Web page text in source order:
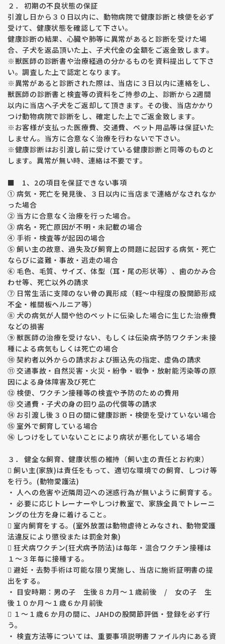
とをお勧めします。
股関節形成不全とはゴールデン・ラブラドールに多い遺伝性の
関節の病気です。重度の場合、脱臼したり神経を圧迫して痛み
が出るため歩くことが困難になる恐れがあります。
根治する方法は無く、外科的手術になると、治療費は高額にな
ります。何よりワンちゃんは一生痛みに耐えながら生きること
になります。
股関節形成不全の発症の要因は７０％が遺伝的要因・残り３
０％は環境要因と言われており、両親を検査することは生まれ
てくる子犬の遺伝子をコントロールする意味で大変重要な意味
を持っています。
両親の説明部分に表示されている数字はＪＡＨＤのスコアで、
片側０～４５まであり、数字が小さいほど良い関節を表してま
す。
福田ブリーダーの平均値は片側６でブリーディングラインを１
３以下と決めリスクを下げる取り組みをしています。
めになりたい方はご相談ください。
子犬は成長期であるため現時点で関節の状態を診断することは
できません。環境要因で発症することもありますので飼育環境
や運動、体重管理を飼い主様が管理していただく必要がありま
す。
【アレルギー・アトピー性皮膚炎】
最近アレルギーやアトピー性皮膚炎を発症している子が多く見
られます。
福田ブリーダーの両親犬は1才時にアレルギー検査をして数値
の確認をしています。
若年で数値が高い子は将来発症する可能性がある、親子で体質
が似ることもあるため、数値の高い子の繁殖はしていません。
【外耳炎】
外耳炎についても親子の体質が似ますので、耳の弱い子の繁殖
はしておりません。
【prcd-ＰＲＡ、ＰＲＡ１、ＰＲＡ２】
福田ブリーダーの親犬たちは全頭検査済み、生まれてくる子犬
たちはprcd-ＰＲＡ、ＰＲＡ１、ＰＲＡ２を発症しない掛け合
わせで繁殖をしています。
ゴールデン・レトレバーのprcd-ＰＲＡ、ＰＲＡ１、ＰＲＡ２
（ラブラドールはprcd-ＰＲＡのみ）は遺伝病です。
ＰＲＡは進行性網膜委縮症という病気で目が見えなくなってし
まう病気です。治療方法はありません。
福田ブリーダーの親犬たち（ラブラドールのみ）は全頭検査済
み、生まれてくる子犬たちはEICを発症しない掛け合わせで繁
殖をしています。
ラブラドル・レトレバーの運動誘発性虚脱（EIC）は遺伝病で
す。
激しい運動で虚脱が誘発され、四肢が硬直して動かなくなって
しまう、力が入らなくなってしまいます。運動を中止すると虚
脱から回復します。治療方法はありません。
【変性性脊髄症 （ＤＭ）】
福田ブリーダーの親犬たちは全頭検査済み、生まれてくる子犬
たちはＤＭを発症しない掛け合わせで繁殖をしています。
変性性脊髄症 （ＤＭ）は遺伝病です。
発病すると後足の自由が利かなくなり歩行が困難になります。
発病から３年程かけて進行し、後足、前足、呼吸の順に自由が
利かなくなり死亡してしまします。
治療法は見つかっていません。
２． 初期の不良状態の保証
引渡し日から３０日以内に、動物病院で健康診断と検便を必ず
受けて、健康状態を確認して下さい。
健康診断の結果、心臓や肺等に異常があると診断を受けた場
合、子犬を返品頂いた上、子犬代金の全額をご返金致します。
※獣医師の診断書や治療経過の分かるものを資料提出して下さ
い。調査した上で認定となります。
※異常があると診断された際は、当店に３日以内に連絡をし、
獣医師の診断書と検査等の資料をご持参の上、診断から2週間
以内に当店へ子犬をご返却して頂きます。その後、当店かかり
つけ動物病院で診断をし、確定した上でご返金致します。
※お客様が支払った医療費、交通費、ペット用品等は保証いた
しません。当方に合意なく治療を行わないで下さい。
※健康診断はお引渡し前に受けている健康診断と同等のものと
します。異常が無い時、連絡は不要です。
■ 1、2の項目を保証できない事項
① 病気・死亡を発見後、３日以内に当店まで連絡がなされなか
った場合
② 当方に合意なく治療を行った場合。
③ 病名・死亡原因が不明・未記載の場合
④ 手術・検査等が起因の場合
⑤ 飼い主の故意、過失及び飼育上の問題に起因する病気・死亡
ならびに盗難・事故・逃走の場合
⑥ 毛色、毛質、サイズ、体型（耳・尾の形状等）、歯のかみ合
わせ等、死亡以外の請求
⑦ 日常生活に支障のない骨の異形成（軽～中程度の股関節形成
不全・椎間板ヘルニア等）
⑧ 犬の病気が人間や他のペットに伝染した場合に生じた治療費
などの損害
⑨ 獣医師の治療を受けない、もしくは伝染病予防ワクチン未接
種による病気もしくは死亡の場合
⑩ 契約者以外からの請求および振込先の指定、虚偽の請求
⑪ 交通事故・自然災害・火災・紛争・戦争・放射能汚染等の原
因による身体障害及び死亡
⑫ 検便、ワクチン接種等の検査や予防のための費用
⑬ 交通費・子犬の身の回り品の代償等の請求
⑭ お引渡し後３０日の間に健康診断・検便を受けていない場合
⑮ 室外で飼育している場合
⑯ しつけをしていないことにより病状が悪化している場合
３． 健全な飼育、健康状態の維持（飼い主の責任とお約束）
 飼い主(家族)は責任をもって、適切な環境での飼育、しつけ等
を行う。(動物愛護法)
・ 人への危害や近隣周辺への迷惑行為が無いように飼育する。
・ 必要に応じトレーナーやしつけ教室で、家族全員でトレーニ
ングの仕方を身に着けること。
 室内飼育をする。(室外放置は動物虐待とみなされ、動物愛護
法違反により懲役または罰金対象)
 狂犬病ワクチン(狂犬病予防法)は毎年・混合ワクチン接種は
１～３年毎に接種する。
 避妊・去勢手術は可能な限り実施し、当店に施術証明書の提
出をする。
・ 目安時期：男の子 生後８カ月～１歳前後 / 女の子 生
後１０か月～１歳６か月前後
 １～１歳６か月の間に、JAHDの股関節評価・登録を必ず行
う。
・ 検査方法等については、重要事項説明書ファイル内にある資